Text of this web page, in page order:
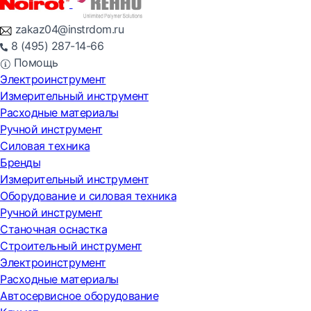
zakaz04@instrdom.ru
8 (495) 287-14-66
Помощь
Электроинструмент
Измерительный инструмент
Расходные материалы
Ручной инструмент
Силовая техника
Бренды
Измерительный инструмент
Оборудование и силовая техника
Ручной инструмент
Станочная оснастка
Строительный инструмент
Электроинструмент
Расходные материалы
Автосервисное оборудование